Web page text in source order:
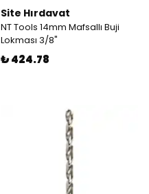
Site Hırdavat
NT Tools 14mm Mafsallı Buji
Lokması 3/8"
₺ 424.78